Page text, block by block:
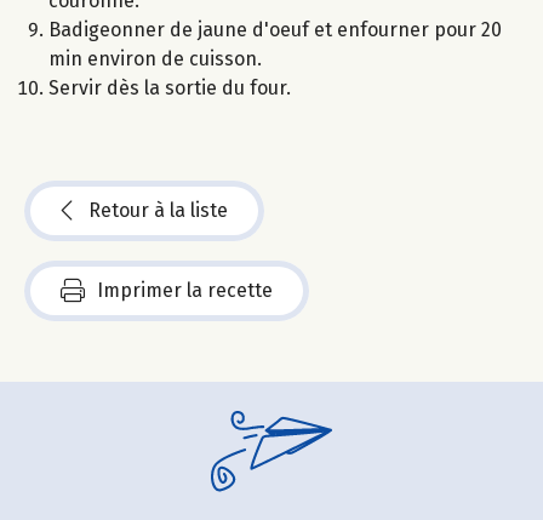
Badigeonner de jaune d'oeuf et enfourner pour 20
min environ de cuisson.
Servir dès la sortie du four.
Retour à la liste
Imprimer la recette